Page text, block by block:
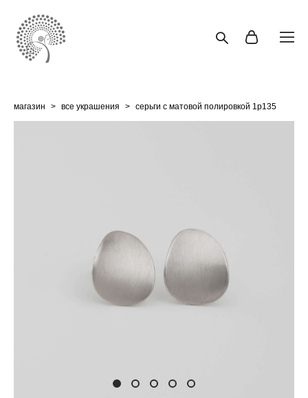
магазин > все украшения > серьги с матовой полировкой 1p135